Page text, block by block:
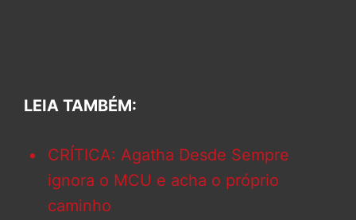
LEIA TAMBÉM:
CRÍTICA: Agatha Desde Sempre
ignora o MCU e acha o próprio
caminho